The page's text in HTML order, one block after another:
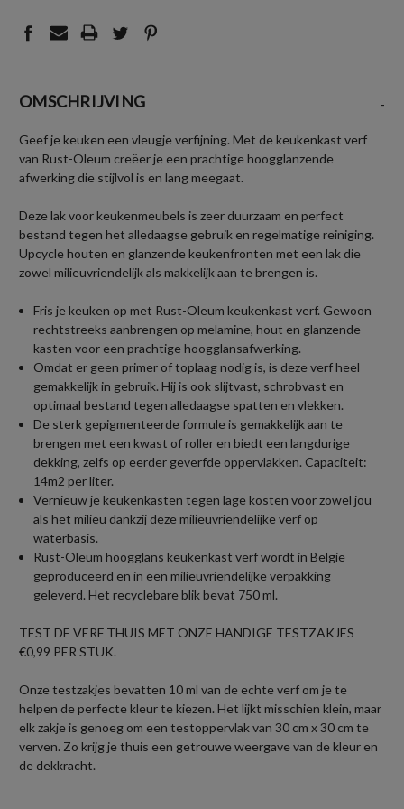
OMSCHRIJVING -
Geef je keuken een vleugje verfijning. Met de keukenkast verf
van Rust-Oleum creëer je een prachtige hoogglanzende
afwerking die stijlvol is en lang meegaat.
Deze lak voor keukenmeubels is zeer duurzaam en perfect
bestand tegen het alledaagse gebruik en regelmatige reiniging.
Upcycle houten en glanzende keukenfronten met een lak die
zowel milieuvriendelijk als makkelijk aan te brengen is.
Fris je keuken op met Rust-Oleum keukenkast verf. Gewoon
rechtstreeks aanbrengen op melamine, hout en glanzende
kasten voor een prachtige hoogglansafwerking.
Omdat er geen primer of toplaag nodig is, is deze verf heel
gemakkelijk in gebruik. Hij is ook slijtvast, schrobvast en
optimaal bestand tegen alledaagse spatten en vlekken.
De sterk gepigmenteerde formule is gemakkelijk aan te
brengen met een kwast of roller en biedt een langdurige
dekking, zelfs op eerder geverfde oppervlakken. Capaciteit:
14m2 per liter.
Vernieuw je keukenkasten tegen lage kosten voor zowel jou
als het milieu dankzij deze milieuvriendelijke verf op
waterbasis.
Rust-Oleum hoogglans keukenkast verf wordt in België
geproduceerd en in een milieuvriendelijke verpakking
geleverd. Het recyclebare blik bevat 750 ml.
TEST DE VERF THUIS MET ONZE HANDIGE TESTZAKJES
€0,99 PER STUK.
Onze testzakjes bevatten 10 ml van de echte verf om je te
helpen de perfecte kleur te kiezen. Het lijkt misschien klein, maar
elk zakje is genoeg om een testoppervlak van 30 cm x 30 cm te
verven. Zo krijg je thuis een getrouwe weergave van de kleur en
de dekkracht.